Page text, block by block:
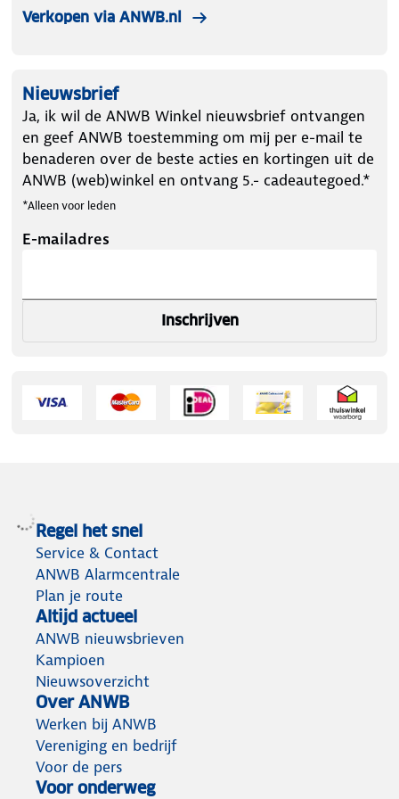
bandenmaat 185/80R16
✔ Montagehandschoenen
✔ Plastic opbergtas
✔ Montagehandleiding
Verkopen via ANWB.nl
Nieuwsbrief
Ja, ik wil de ANWB Winkel nieuwsbrief ontvangen
en geef ANWB toestemming om mij per e-mail te
benaderen over de beste acties en kortingen uit de
ANWB (web)winkel en ontvang 5.- cadeautegoed.*
*Alleen voor leden
E-mailadres
Inschrijven
Regel het snel
Service & Contact
ANWB Alarmcentrale
Plan je route
Altijd actueel
ANWB nieuwsbrieven
Kampioen
Nieuwsoverzicht
Over ANWB
Werken bij ANWB
Vereniging en bedrijf
Voor de pers
Voor onderweg